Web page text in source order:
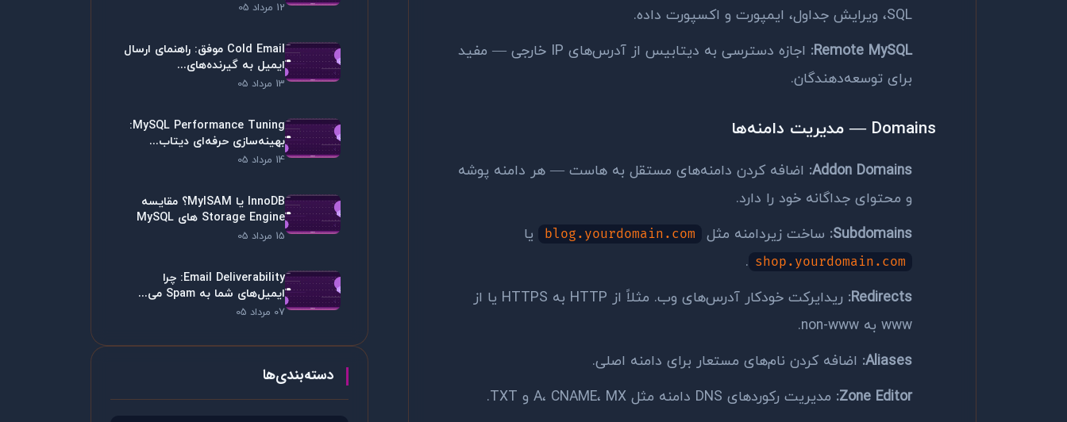
SQL، ویرایش جداول، ایمپورت و اکسپورت داده.
Remote MySQL:
اجازه دسترسی به دیتابیس از آدرس‌های IP خارجی — مفید
برای توسعه‌دهندگان.
Domains — مدیریت دامنه‌ها
Addon Domains: اضافه کردن دامنه‌های مستقل به هاست — هر دامنه پوشه
و محتوای جداگانه خود را دارد.
Subdomains: ساخت زیردامنه مثل blog.yourdomain.com یا
shop.yourdomain.com
.
Redirects:
ریدایرکت خودکار آدرس‌های وب. مثلاً از HTTP به HTTPS یا از
www به non-www.
Aliases: اضافه کردن نام‌های مستعار برای دامنه اصلی.
Zone Editor: مدیریت رکوردهای DNS دامنه مثل A، CNAME، MX و TXT.
12 مرداد 05
Cold Email موفق: راهنمای ارسال
ایمیل به گیرنده‌های...
13 مرداد 05
MySQL Performance Tuning:
بهینه‌سازی حرفه‌ای دیتاب...
14 مرداد 05
InnoDB یا MyISAM؟ مقایسه
Storage Engine های MySQL
15 مرداد 05
Email Deliverability: چرا
ایمیل‌های شما به Spam می...
07 مرداد 05
دسته‌بندی‌ها